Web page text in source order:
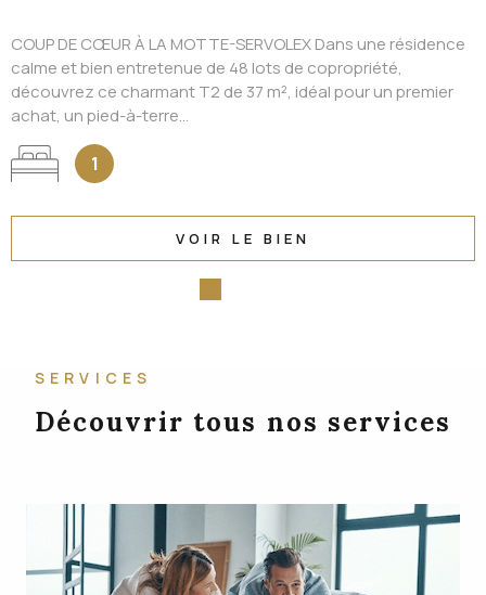
COUP DE CŒUR À LA MOTTE-SERVOLEX Dans une résidence
calme et bien entretenue de 48 lots de copropriété,
découvrez ce charmant T2 de 37 m², idéal pour un premier
achat, un pied-à-terre...
1
VOIR LE BIEN
SERVICES
Découvrir tous nos services